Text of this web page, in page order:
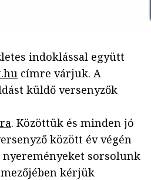
indoklással együtt
címre várjuk. A
küldő versenyzők
. Közöttük és minden jó
között év végén
sorsolunk
kérjük